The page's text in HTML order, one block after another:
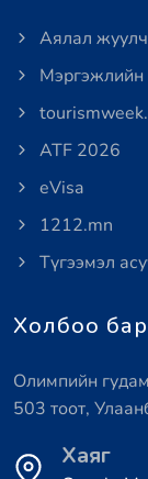
Аялал
Мэргэжлийн
ATF 2026
eVisa
1212.mn
Түгээмэл
Холбоо
Олимпийн
503 тоот,
Хаяг